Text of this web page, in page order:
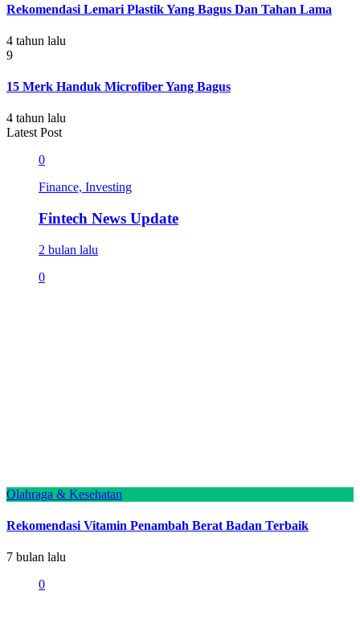
Rekomendasi Lemari Plastik Yang Bagus Dan Tahan Lama
4 tahun lalu
9
15 Merk Handuk Microfiber Yang Bagus
4 tahun lalu
Latest Post
0
Finance, Investing
Fintech News Update
2 bulan lalu
0
Olahraga & Kesehatan
Rekomendasi Vitamin Penambah Berat Badan Terbaik
7 bulan lalu
0